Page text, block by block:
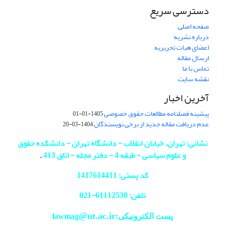
دسترسی سریع
صفحه اصلی
درباره نشریه
اعضای هیات تحریریه
ارسال مقاله
تماس با ما
نقشه سایت
آخرین اخبار
پیشینه فصلنامه مطالعات حقوق خصوصی1405-01-01
عدم دریافت مقاله جدید از برخی نویسندگان1404-03-20
نشانی: تهران، خیابان انقلاب - دانشگاه تهران - دانشکده حقوق
و علوم سیاسی - طبقه 4 - دفتر مجله - اتاق 413
.
کد پستی: 1417614411
تلفن: 61112530-
021
پست الکترونیکی:lawmag@ut.ac.ir